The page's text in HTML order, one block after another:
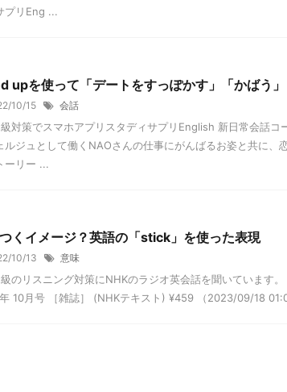
プリEng ...
upを使って「デートをすっぽかす」「かばう」
10/15 会話
対策でスマホアプリスタディサプリEnglish 新日常会話コ
ルジュとして働くNAOさんの仕事にがんばるお姿と共に、
ーリー ...
くイメージ？英語の「stick」を使った表現
10/13 意味
のリスニング対策にNHKのラジオ英会話を聞いています
10月号 ［雑誌］ (NHKテキスト) ¥459 （2023/09/18